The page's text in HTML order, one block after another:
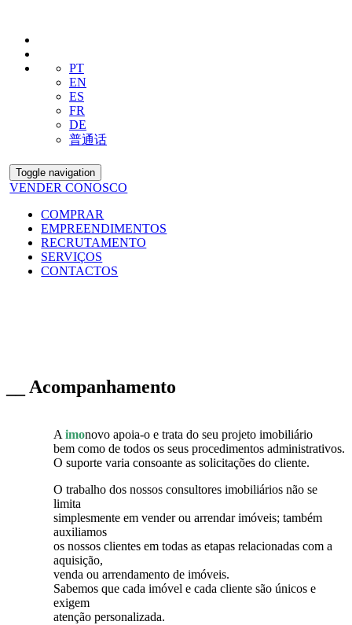
PT
EN
ES
FR
DE
普通话
Toggle navigation
VENDER CONOSCO
COMPRAR
EMPREENDIMENTOS
RECRUTAMENTO
SERVIÇOS
CONTACTOS
__ Acompanhamento
A imonovo apoia-o e trata do seu projeto imobiliário
bem como de todos os seus procedimentos administrativos.
O suporte varia consoante as solicitações do cliente.
O trabalho dos nossos consultores imobiliários não se
limita
simplesmente em vender ou arrendar imóveis; também
auxiliamos
os nossos clientes em todas as etapas relacionadas com a
aquisição,
venda ou arrendamento de imóveis.
Sabemos que cada imóvel e cada cliente são únicos e
exigem
atenção personalizada.